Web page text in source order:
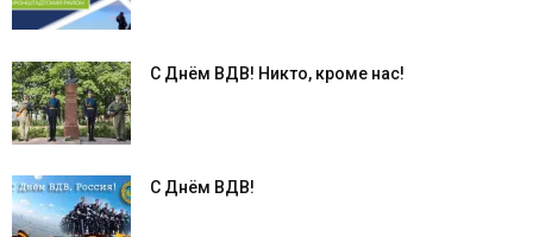
С Днём ВДВ! Никто, кроме нас!
С Днём ВДВ!